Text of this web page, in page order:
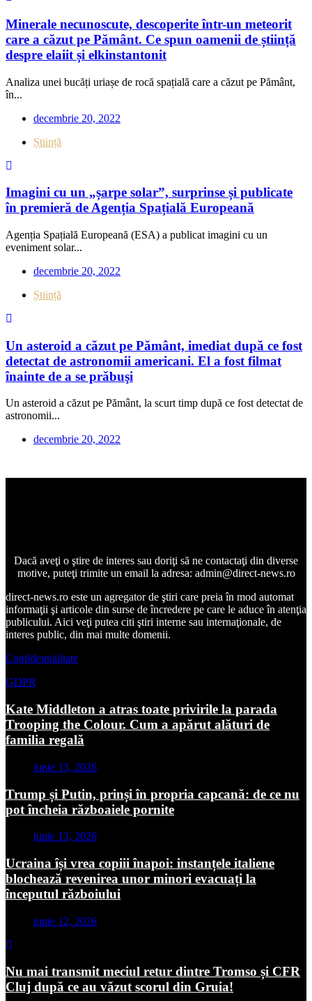
Minerale necunoscute, descoperite într-un meteorit
care a căzut pe Pământ. Ce spun oamenii de știință
despre elaiit și elkinstantonit
Analiza unei bucăți uriașe de rocă spațială care a căzut pe Pământ,
în...
decembrie 20, 2022
Știință
Imagini cu un „șarpe solar”, surprinse și publicate
în premieră de Agenția Spațială Europeană
Agenția Spațială Europeană (ESA) a publicat imagini cu un
eveniment solar...
decembrie 20, 2022
Știință
Un asteroid a căzut pe Pământ, imediat după ce fost
detectat de astronomii americani. El a fost filmat
înainte de a se prăbuşi
Un asteroid a căzut pe Pământ, la scurt timp după ce fost detectat de
astronomii...
decembrie 20, 2022
Dacă aveţi o ştire de interes sau doriţi să ne contactaţi din diverse
motive, puteţi trimite un email la adresa: admin@direct-news.ro
direct-news.ro este un agregator de ştiri care preia în mod automat
informaţii şi articole din surse de încredere pe care le aduce în atenţia
publicului. Aici veţi putea citi ştiri interne sau internaţionale, de
interes public, din mai multe domenii.
Confidentialitate
GDPR
Kate Middleton a atras toate privirile la parada
Trooping the Colour. Cum a apărut alături de
familia regală
iunie 13, 2026
Trump și Putin, prinși în propria capcană: de ce nu
pot încheia războaiele pornite
iunie 13, 2026
Ucraina își vrea copiii înapoi: instanțele italiene
blochează revenirea unor minori evacuați la
începutul războiului
iunie 12, 2026
Nu mai transmit meciul retur dintre Tromso și CFR
Cluj după ce au văzut scorul din Gruia!